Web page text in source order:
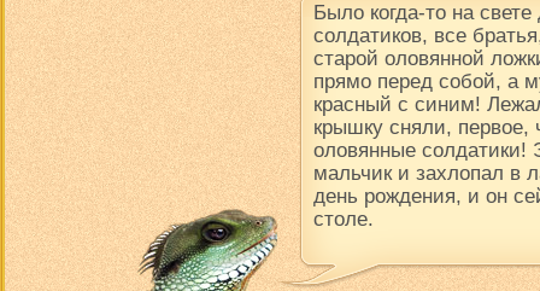
Было когда-то на
солдатиков, все
старой оловянной
прямо перед собой, а
красный с синим!
крышку сняли,
оловянные солдатики!
мальчик и захлопал в
день рождения, и он
столе.